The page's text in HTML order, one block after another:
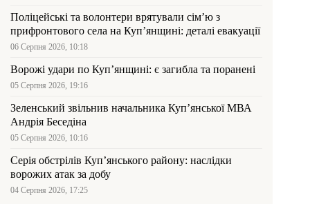
Поліцейські та волонтери врятували сім’ю з
прифронтового села на Куп’янщині: деталі евакуації
06 Серпня 2026, 10:18
Ворожі удари по Куп’янщині: є загибла та поранені
05 Серпня 2026, 19:16
Зеленський звільнив начальника Купʼянської МВА
Андрія Беседіна
05 Серпня 2026, 10:16
Серія обстрілів Куп’янського району: наслідки
ворожих атак за добу
04 Серпня 2026, 17:25